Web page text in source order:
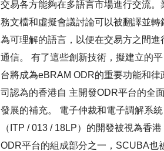
交易各方能夠在多語言市場進行交流。
務文檔和虛擬會議討論可以被翻譯並轉
為可理解的語言，以便在交易方之間進
通信。 有了這些創新技術，擬建立的平
台將成為eBRAM ODR的重要功能和律
司認為的香港自 主開發ODR平台的全
發展的補充。 電子仲裁和電子調解系統
（ITP / 013 / 18LP）的開發被視為香港
ODR平台的組成部分之一，SCUBA也